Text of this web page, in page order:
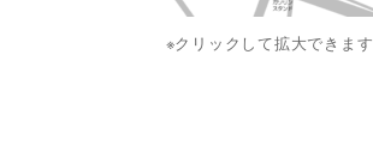
※クリックして拡大できます